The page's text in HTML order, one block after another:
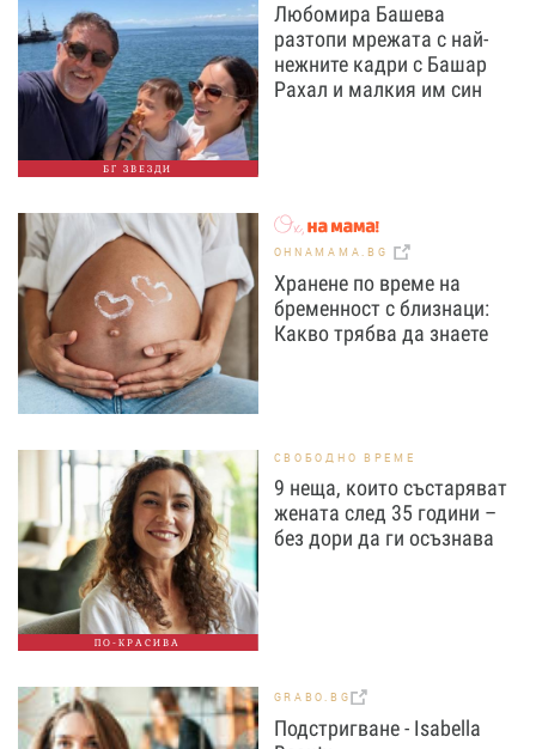
БГ ЗВЕЗДИ
Любомира Башева
разтопи мрежата с най-
нежните кадри с Башар
Рахал и малкия им син
OHNAMAMA.BG
Хранене по време на
бременност с близнаци:
Какво трябва да знаете
ПО-КРАСИВА
СВОБОДНО ВРЕМЕ
9 неща, които състаряват
жената след 35 години –
без дори да ги осъзнава
GRABO.BG
Подстригване - Isabella